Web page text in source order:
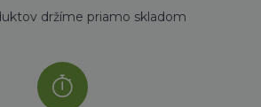
držíme priamo skladom